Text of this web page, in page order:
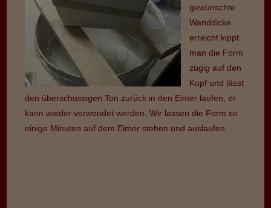
gewünschte
Wanddicke
erreicht kippt
man die Form
zügig auf den
Kopf und lässt
den überschüssigen Ton zurück in den Eimer laufen, er
kann wieder verwendet werden. Wir lassen die Form so
einige Minuten auf dem Eimer stehen und auslaufen.